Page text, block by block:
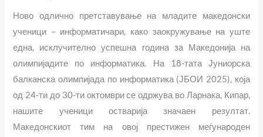
Ново одлично претставување на младите македонски
ученици – информатичари, како заокружување на уште
една, исклучително успешна година за Македонија на
олимпијадите по информатика. На 18-тата Јуниорска
балканска олимпијада по информатика (ЈБОИ 2025), која
од 24-ти до 30-ти октомври се одржува во Ларнака, Кипар,
нашите ученици остварија значаен резултат.
Македонскиот тим на овој престижен меѓународен